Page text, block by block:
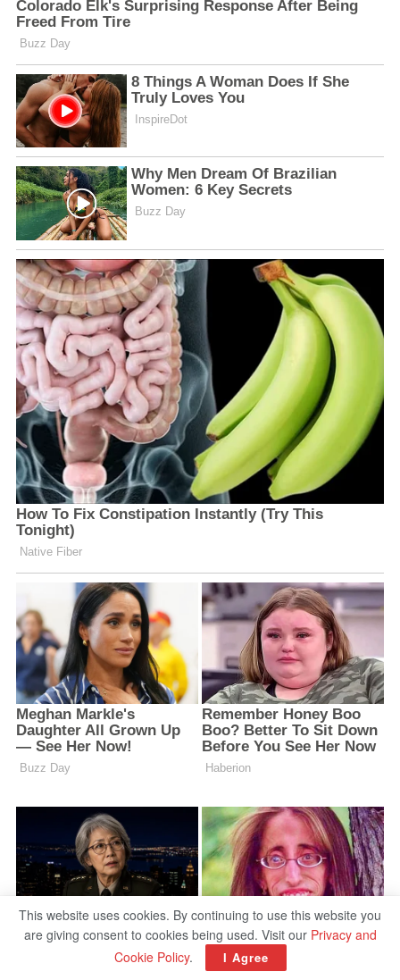
This website uses cookies. By continuing to use this website you
are giving consent to cookies being used. Visit our Privacy and
Cookie Policy. I Agree